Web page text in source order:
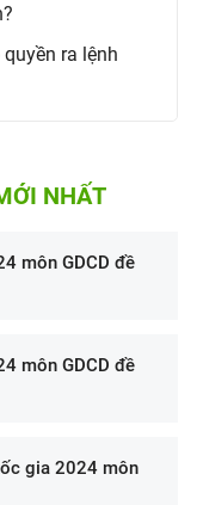
ra lệnh
NHẤT
môn GDCD đề
môn GDCD đề
gia 2024 môn